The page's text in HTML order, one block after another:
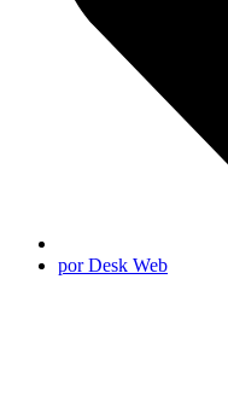
por Desk Web